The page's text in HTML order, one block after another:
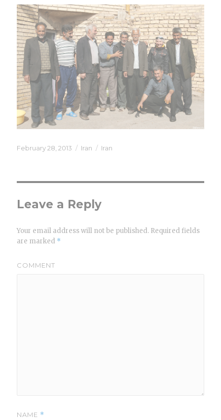
Posted
February 28, 2013 Categories
Iran Tags
Iran
Leave a Reply
Your email address will not be published. Required fields
are marked *
COMMENT
NAME *